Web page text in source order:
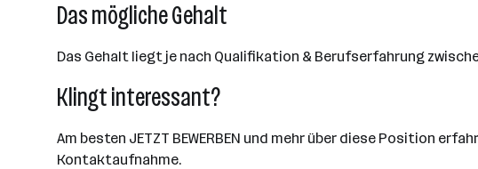
Das mögliche Gehalt
Das Gehalt liegt je nach Qualifikation & Berufserfahrung
Klingt interessant?
Am besten JETZT BEWERBEN und mehr über diese Position
Kontaktaufnahme.